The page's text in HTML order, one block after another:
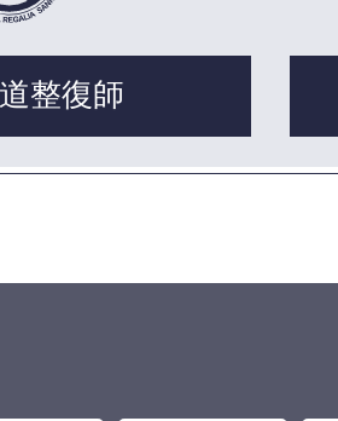
整復師